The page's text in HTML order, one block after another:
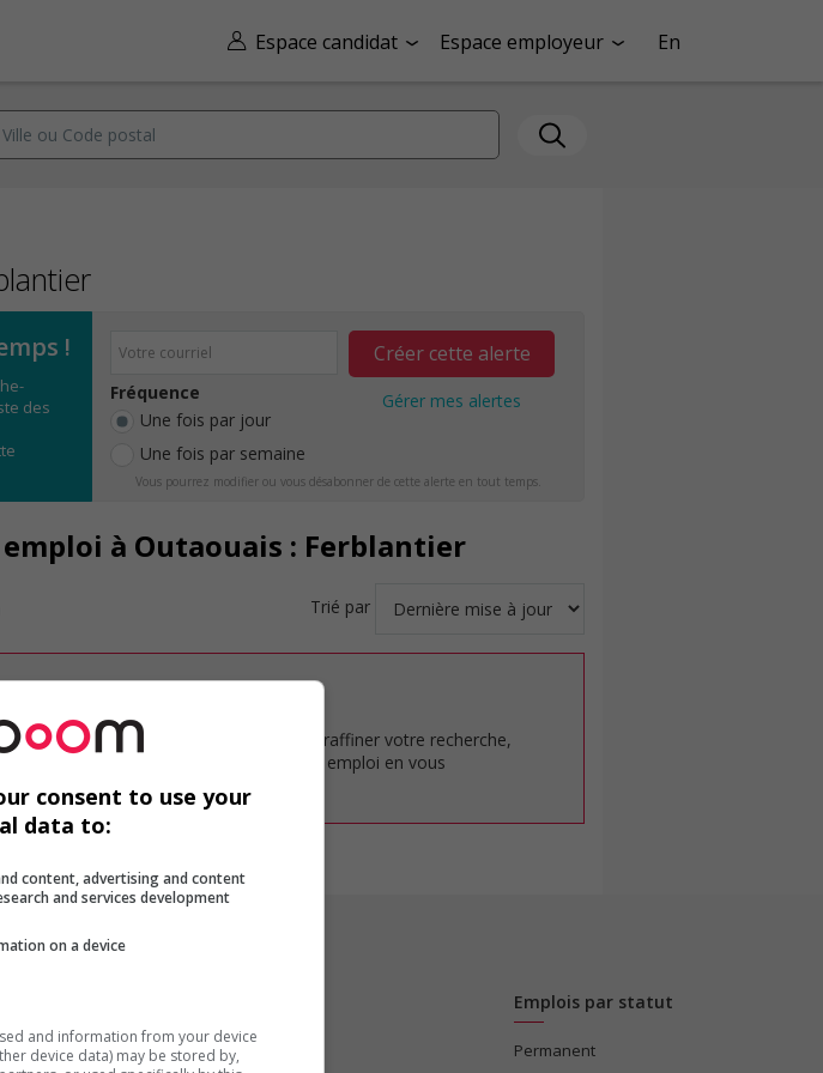
Espace candidat Espace employeur En
!
des
Fréquence
Une fois par jour
Une fois par semaine
Créer cette alerte
Gérer mes alertes
Vous pourrez modifier ou vous désabonner de cette alerte en tout temps.
à Outaouais : Ferblantier
Trié par
recherche n'a produit aucun résultat.
une nouvelle recherche.
en tout temps utiliser nos outils pour raffiner votre recherche,
un poste selon votre profil d'intérêt en emploi en vous
comme membre Jobboom.
Automobile et transport
Emplois par statut
Permanent
consent to use your
data to:
content, advertising and content
and services development
on a device
and information from your device
device data) may be stored by,